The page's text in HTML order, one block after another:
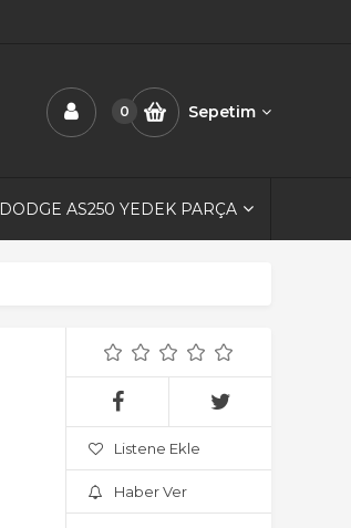
0 Sepetim
DODGE AS250 YEDEK PARÇA
Listene Ekle
Haber Ver